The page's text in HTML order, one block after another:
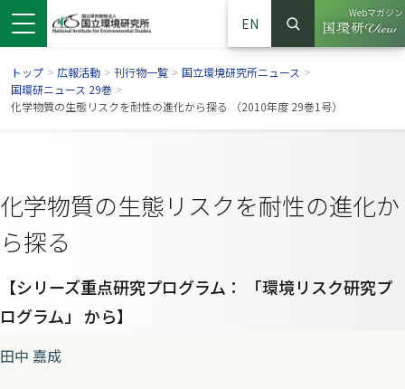
ドウで開きます）
ンドウで開きます）
ウインドウで開きます）
EN
サイト内検索
検索
Webマガジン
（別ウイ
トップ > 広報活動 > 刊行物一覧 > 国立環境研究所ニュース >
国環研ニュース 29巻 >
化学物質の生態リスクを耐性の進化から探る （2010年度 29巻1号）
化学物質の生態リスクを耐性の進化か
ら探る
【シリーズ重点研究プログラム： 「環境リスク研究プ
ログラム」 から】
田中 嘉成